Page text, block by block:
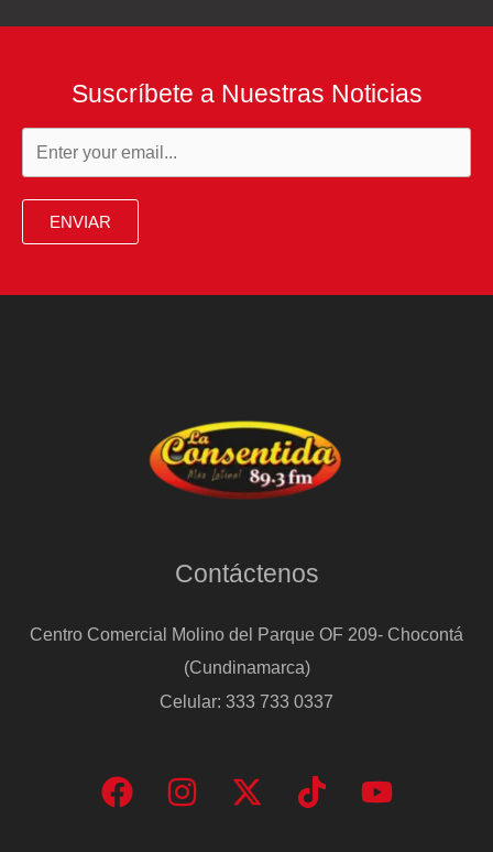
Suscríbete a Nuestras Noticias
ENVIAR
Contáctenos
Centro Comercial Molino del Parque OF 209- Chocontá
(Cundinamarca)
Celular: 333 733 0337